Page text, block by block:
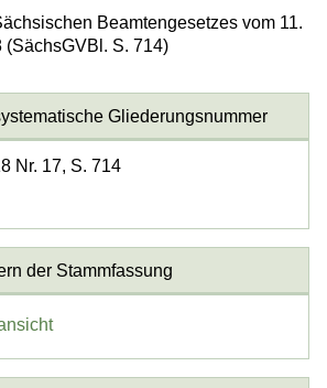
Beamtengesetzes vom 11.
(SächsGVBl. S. 714)
Gliederungsnummer
Nr. 17, S. 714
der Stammfassung